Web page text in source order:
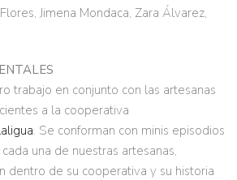
Jimena Mondaca, Zara Álvarez,
trabajo en conjunto con las artesanas
a la cooperativa
. Se conforman con minis episodios
una de nuestras artesanas,
dentro de su cooperativa y su historia